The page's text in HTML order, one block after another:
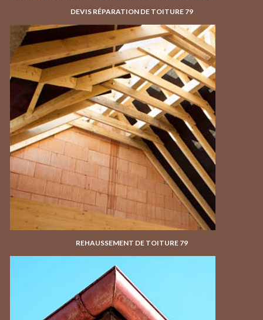
DEVIS RÉPARATION DE TOITURE 79
REHAUSSEMENT DE TOITURE 79